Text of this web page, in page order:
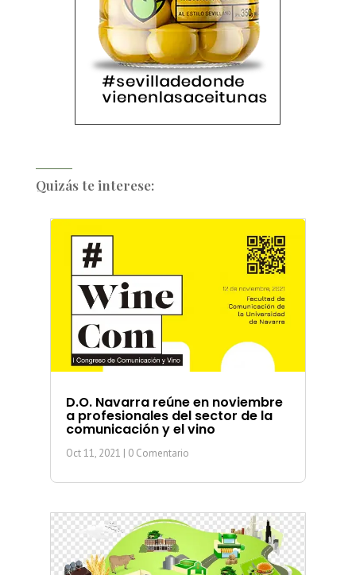
Quizás te interese:
D.O. Navarra reúne en noviembre
a profesionales del sector de la
comunicación y el vino
Oct 11, 2021 | 0 Comentario